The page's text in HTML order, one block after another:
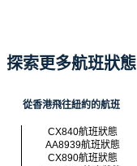
探索更多航班狀態
從香港飛往紐約的航班
CX840航班狀態
AA8939航班狀態
CX890航班狀態